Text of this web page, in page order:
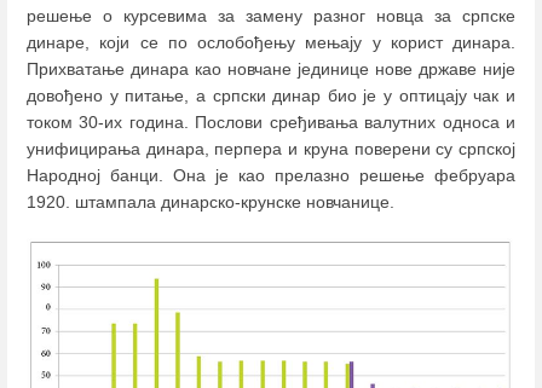
решење о курсевима за замену разног новца за српске
динаре, који се по ослобођењу мењају у корист динара.
Прихватање динара као новчане јединице нове државе није
довођено у питање, а српски динар био је у оптицају чак и
током 30-их година. Послови сређивања валутних односа и
унифицирања динара, перпера и круна поверени су српској
Народној банци. Она је као прелазно решење фебруара
1920. штампала динарско-крунске новчанице.